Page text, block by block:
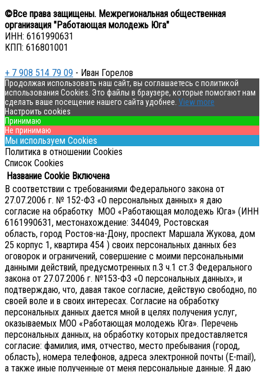
©Все права защищены. Межрегиональная общественная
организация "Работающая молодежь Юга"
ИНН: 6161990631
КПП: 616801001
+ 7 908 514 79 09 - Иван Горелов
Продолжая использовать наш сайт, вы соглашаетесь с политикой
использования Cookies. Это файлы в браузере, которые помогают нам
сделать ваше посещение нашего сайта удобнее. View more
Настроить cookies
Принимаю
Не принимаю
Мы используем Cookies
Политика в отношении Cookies
Список Cookies
Название Cookie Включена
В соответствии с требованиями Федерального закона от
27.07.2006 г. № 152-ФЗ «О персональных данных» я даю
согласие на обработку МОО «Работающая молодежь Юга» (ИНН
6161990631, местонахождение: 344049, Ростовская
область, город Ростов-на-Дону, проспект Маршала Жукова, дом
25 корпус 1, квартира 454 ) своих персональных данных без
оговорок и ограничений, совершение с моими персональными
данными действий, предусмотренных п.3 ч.1 ст.3 Федерального
закона от 27.07.2006 г. №153-ФЗ «О персональных данных», и
подтверждаю, что, давая такое согласие, действую свободно, по
своей воле и в своих интересах. Согласие на обработку
персональных данных дается мной в целях получения услуг,
оказываемых МОО «Работающая молодежь Юга». Перечень
персональных данных, на обработку которых предоставляется
согласие: фамилия, имя, отчество, место пребывания (город,
область), номера телефонов, адреса электронной почты (E-mail),
а также иные полученные от меня персональные данные. Я даю